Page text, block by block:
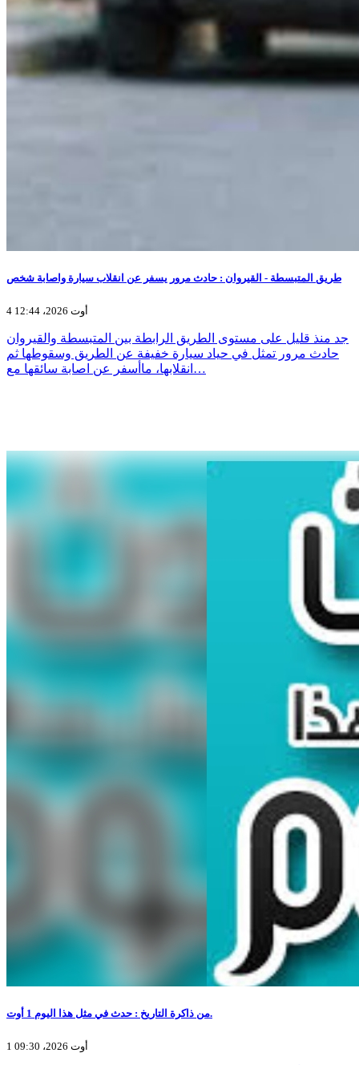
طريق المتبسطة - القيروان : حادث مرور يسفر عن انقلاب سيارة واصابة شخص
4 أوت 2026، 12:44
جد منذ قليل على مستوى الطريق الرابطة بين المتبسطة والقيروان
حادث مرور تمثل في حياد سيارة خفيفة عن الطريق وسقوطها ثم
انقلابها، ماأسفر عن اصابة سائقها مع…
من ذاكرة التاريخ : حدث في مثل هذا اليوم 1 أوت.
1 أوت 2026، 09:30